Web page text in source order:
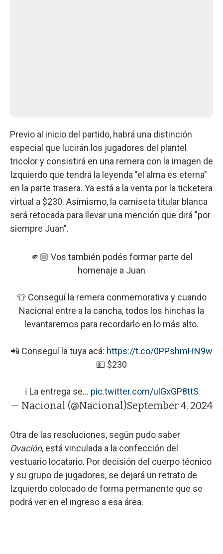
Previo al inicio del partido, habrá una distinción
especial que lucirán los jugadores del plantel
tricolor y consistirá en una remera con la imagen de
Izquierdo que tendrá la leyenda "el alma es eterna"
en la parte trasera. Ya está a la venta por la ticketera
virtual a $230. Asimismo, la camiseta titular blanca
será retocada para llevar una mención que dirá "por
siempre Juan".
🫵🏼 Vos también podés formar parte del
homenaje a Juan
👕 Conseguí la remera conmemorativa y cuando
Nacional entre a la cancha, todos los hinchas la
levantaremos para recordarlo en lo más alto.
📲 Conseguí la tuya acá: https://t.co/0PPshmHN9w
💵 $230
ℹ️ La entrega se… pic.twitter.com/ulGxGP8ttS
— Nacional (@Nacional)September 4, 2024
Otra de las resoluciones, según pudo saber
Ovación, está vinculada a la confección del
vestuario locatario. Por decisión del cuerpo técnico
y su grupo de jugadores, se dejará un retrato de
Izquierdo colocado de forma permanente que se
podrá ver en el ingreso a esa área.